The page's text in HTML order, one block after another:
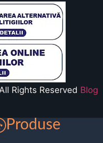
Rights Reserved Blog
Produse